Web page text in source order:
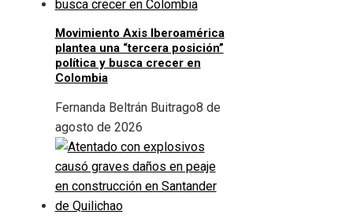
Movimiento Axis Iberoamérica
plantea una “tercera posición”
política y busca crecer en
Colombia
Fernanda Beltrán Buitrago8 de
agosto de 2026